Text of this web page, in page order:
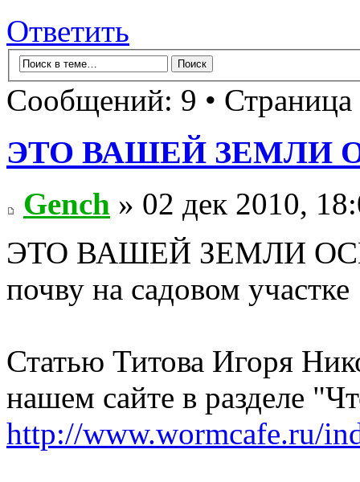
Ответить
Сообщений: 9 • Страница
ЭТО ВАШЕЙ ЗЕМЛИ
Gench » 02 дек 2010,
ЭТО ВАШЕЙ ЗЕМЛИ
почву на садовом участке
Статью Титова Игоря
нашем сайте в разделе
http://www.wormcafe.ru/